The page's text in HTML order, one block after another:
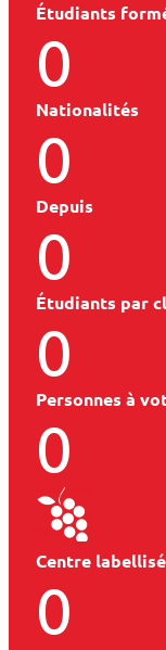
Étudiants
0
Nationalités
0
Depuis
0
Étudiants par
0
Personnes à
0
Centre
0